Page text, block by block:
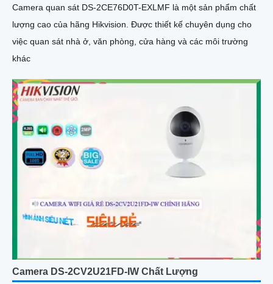
Camera quan sát DS-2CE76D0T-EXLMF là một sản phẩm chất
lượng cao của hãng Hikvision. Được thiết kế chuyên dụng cho
việc quan sát nhà ở, văn phòng, cửa hàng và các môi trường
khác
Camera DS-2CV2U21FD-IW Chất Lượng